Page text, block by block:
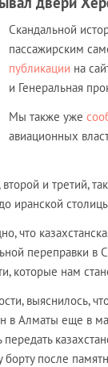
Скандальной
пассажирским
публикации на
и Генеральная
Мы также уже
авиационных
и третий,
иранской
что
переправки
которые нам
выяснилось,
в Алматы еще в
передать
борту после